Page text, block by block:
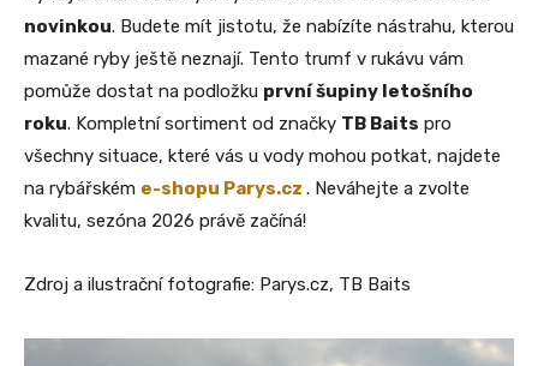
novinkou. Budete mít jistotu, že nabízíte nástrahu, kterou
mazané ryby ještě neznají. Tento trumf v rukávu vám
pomůže dostat na podložku první šupiny letošního
roku. Kompletní sortiment od značky TB Baits pro
všechny situace, které vás u vody mohou potkat, najdete
na rybářském e-shopu Parys.cz . Neváhejte a zvolte
kvalitu, sezóna 2026 právě začíná!
Zdroj a ilustrační fotografie: Parys.cz, TB Baits